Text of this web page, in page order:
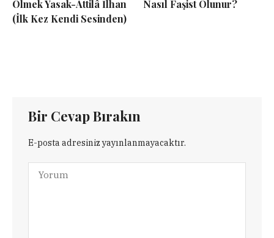
Ölmek Yasak-Attilâ İlhan
(İlk Kez Kendi Sesinden)
Nasıl Faşist Olunur?
Bir Cevap Bırakın
E-posta adresiniz yayınlanmayacaktır.